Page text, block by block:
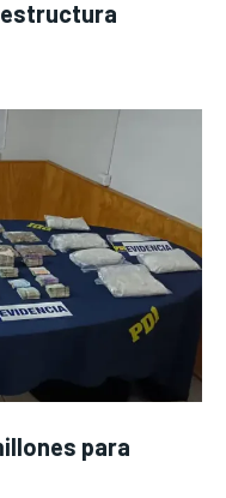
estructura
para